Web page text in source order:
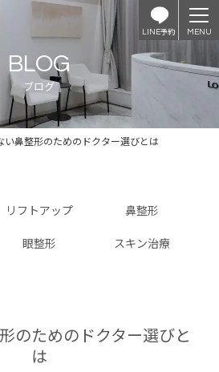
LINE予約
BLOG
ブログ
い鼻整形のためのドクター選びとは
リフトアップ 鼻整形
眼整形 スキン治療
のためのドクター選びと
は